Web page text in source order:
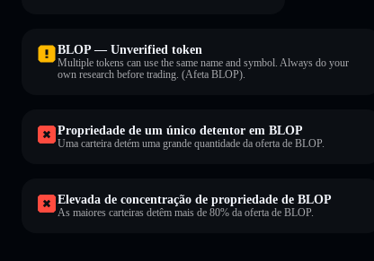
BLOP — Unverified token
Multiple tokens can use the same name and symbol. Always do your
own research before trading. (Afeta BLOP).
Propriedade de um único detentor em BLOP
Uma carteira detém uma grande quantidade da oferta de BLOP.
Elevada de concentração de propriedade de BLOP
As maiores carteiras detêm mais de 80% da oferta de BLOP.